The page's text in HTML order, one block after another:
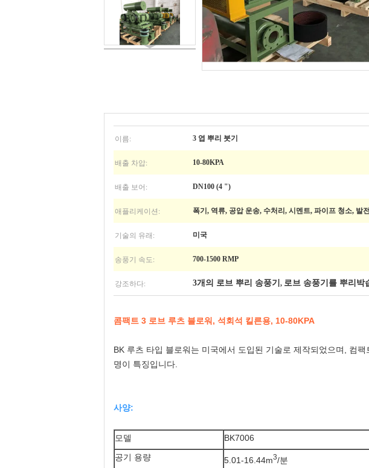
이름: 3 엽 뿌리 붓기
배출 차압: 10-80KPA
배출 보어: DN100 (4 ")
애플리케이션: 폭기, 역류, 공압 운송, 수처리, 시멘트, 파이프 청소, 발
기술의 유래: 미국
송풍기 속도: 700-1500 RMP
강조하다: 3개의 로브 뿌리 송풍기 , 로브 송풍기를 뿌리박
콤팩트 3 로브 루츠 블로워, 석회석 킬른용, 10-80KPA
BK 루츠 타입 블로워는 미국에서 도입된 기술로 제작되었으며, 컴
명이 특징입니다.
사양:
모델
BK7006
공기 용량
5.01-16.44m3/분